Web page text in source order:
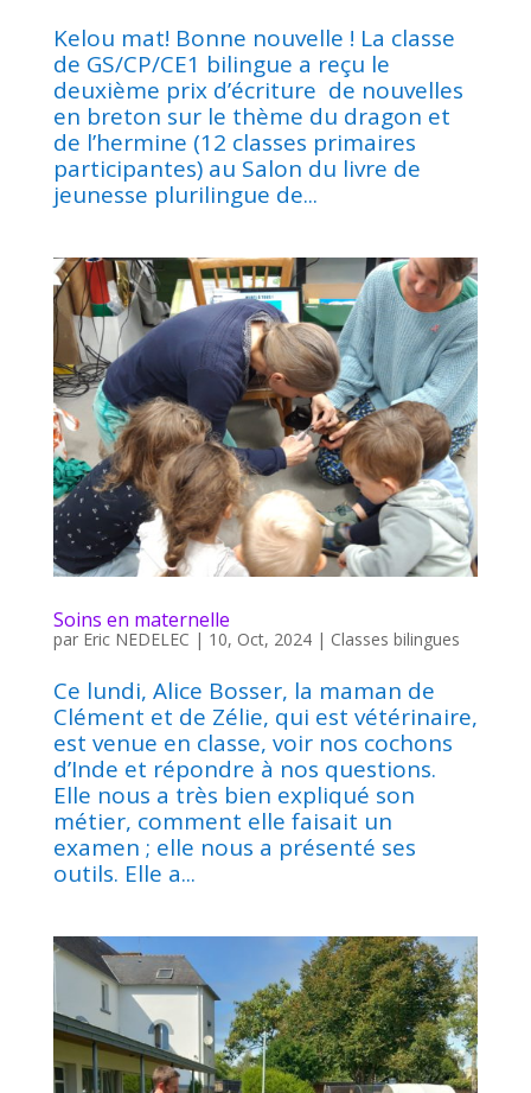
Kelou mat! Bonne nouvelle ! La classe
de GS/CP/CE1 bilingue a reçu le
deuxième prix d’écriture de nouvelles
en breton sur le thème du dragon et
de l’hermine (12 classes primaires
participantes) au Salon du livre de
jeunesse plurilingue de...
Soins en maternelle
par Eric NEDELEC | 10, Oct, 2024| Classes bilingues
Ce lundi, Alice Bosser, la maman de
Clément et de Zélie, qui est vétérinaire,
est venue en classe, voir nos cochons
d’Inde et répondre à nos questions.
Elle nous a très bien expliqué son
métier, comment elle faisait un
examen ; elle nous a présenté ses
outils. Elle a...